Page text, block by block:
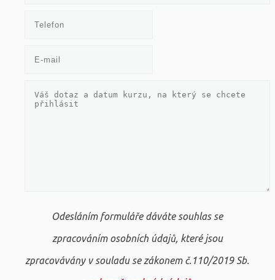
Odesláním formuláře dáváte souhlas se
zpracováním osobních údajů, které jsou
zpracovávány v souladu se zákonem č.110/2019 Sb.